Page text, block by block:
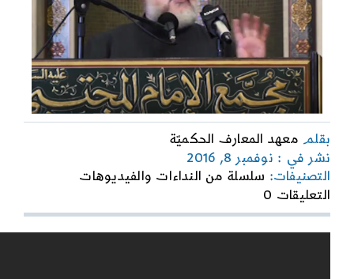
بقلم معهد المعارف الحكميّة
نشر في : نوفمبر 8, 2016
التصنيفات: سلسلة من النداءات والفيديوهات
التعليقات 0
on
متى